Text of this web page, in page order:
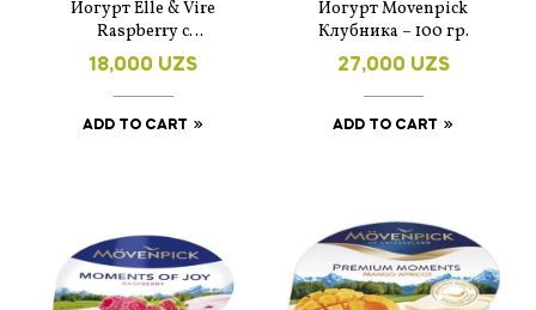
Йогурт Elle & Vire
Raspberry с
клубникой 125 г
18,000 UZS
ADD TO CART
Йогурт Movenpick
Клубника – 100 гр.
27,000 UZS
ADD TO CART